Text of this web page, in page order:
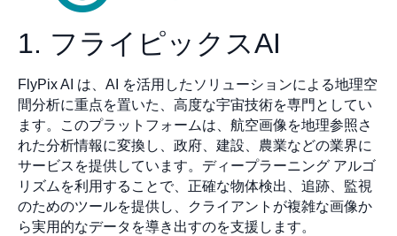
1. フライピックスAI
FlyPix AI は、AI を活用したソリューションによる地理空
間分析に重点を置いた、高度な宇宙技術を専門としてい
ます。このプラットフォームは、航空画像を地理参照さ
れた分析情報に変換し、政府、建設、農業などの業界に
サービスを提供しています。ディープラーニング アルゴ
リズムを利用することで、正確な物体検出、追跡、監視
のためのツールを提供し、クライアントが複雑な画像か
ら実用的なデータを導き出すのを支援します。